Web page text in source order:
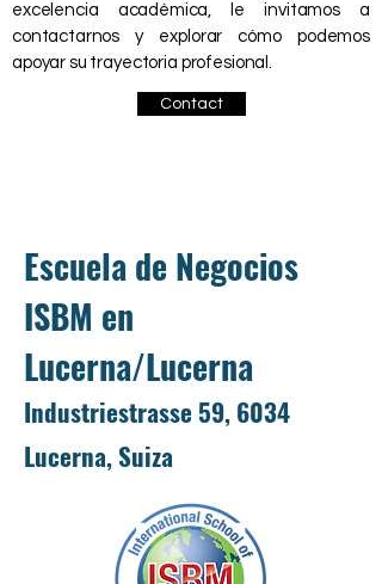
excelencia académica, le invitamos a
contactarnos y explorar cómo podemos
apoyar su trayectoria profesional.
Contact
Escuela de Negocios
ISBM en
Lucerna/Lucerna
Industriestrasse 59, 6034
Lucerna, Suiza